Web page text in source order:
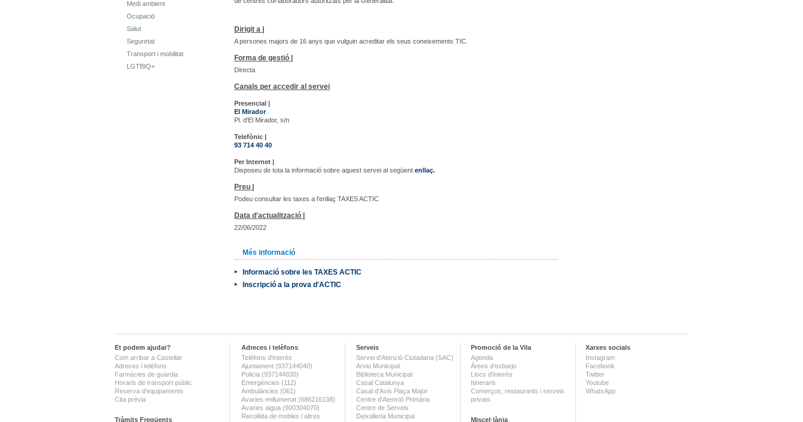
Medi ambient
Ocupació
Salut
Seguretat
Transport i mobilitat
LGTBIQ+
Dirigit a |
A persones majors de 16 anys que vulguin acreditar els seus coneixements TIC.
Forma de gestió |
Directa
Canals per accedir al servei
Presencial |
El Mirador
Pl. d'El Mirador, s/n
Telefònic |
93 714 40 40
Per Internet |
Disposeu de tota la informació sobre aquest servei al següent enllaç.
Preu |
Podeu consultar les taxes a l'enllaç TAXES ACTIC
Data d'actualització |
22/06/2022
Més informació
Informació sobre les TAXES ACTIC
Inscripció a la prova d'ACTIC
Et podem ajudar?
Com arribar a Castellar
Adreces i telèfons
Farmàcies de guàrdia
Horaris de transport públic
Reserva d'equipaments
Cita prèvia
Tràmits Freqüents
Adreces i telèfons
Telèfons d'interès
Ajuntament (937144040)
Policia (937144830)
Emergències (112)
Ambulàncies (061)
Avaries enllumenat (686216138)
Avaries aigua (900304070)
Recollida de mobles i altres
Serveis
Servei d'Atenció Ciutadana (SAC)
Arxiu Municipal
Biblioteca Municipal
Casal Catalunya
Casal d'Avis Plaça Major
Centre d'Atenció Primària
Centre de Serveis
Deixalleria Municipal
Promoció de la Vila
Agenda
Àrees d'esbarjo
Llocs d'interès
Itineraris
Comerços, restaurants i serveis
privats
Miscel·lània
Xarxes socials
Instagram
Facebook
Twitter
Youtube
WhatsApp